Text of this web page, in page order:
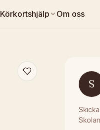
Körkortshjälp Om oss
S